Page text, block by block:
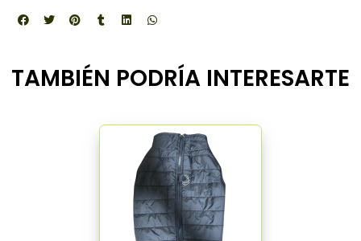
TAMBIÉN PODRÍA INTERESARTE